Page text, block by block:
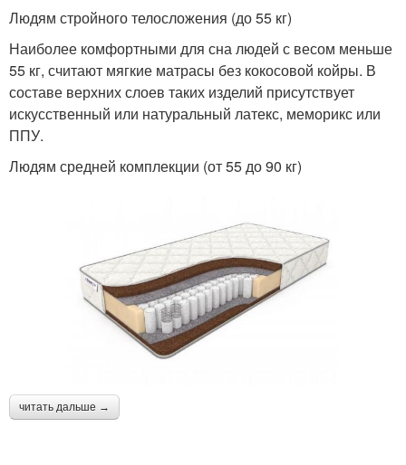
Людям стройного телосложения (до 55 кг)
Наиболее комфортными для сна людей с весом меньше
55 кг, считают мягкие матрасы без кокосовой койры. В
составе верхних слоев таких изделий присутствует
искусственный или натуральный латекс, меморикс или
ППУ.
Людям средней комплекции (от 55 до 90 кг)
читать дальше →